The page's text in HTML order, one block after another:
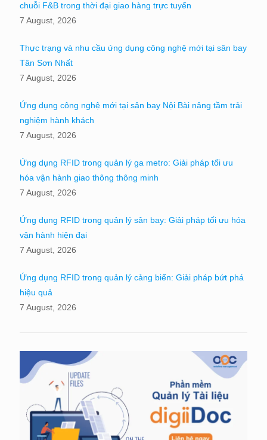
chuỗi F&B trong thời đại giao hàng trực tuyến
7 August, 2026
Thực trạng và nhu cầu ứng dụng công nghệ mới tại sân bay
Tân Sơn Nhất
7 August, 2026
Ứng dụng công nghệ mới tại sân bay Nội Bài nâng tầm trải
nghiệm hành khách
7 August, 2026
Ứng dụng RFID trong quản lý ga metro: Giải pháp tối ưu
hóa vận hành giao thông thông minh
7 August, 2026
Ứng dụng RFID trong quản lý sân bay: Giải pháp tối ưu hóa
vận hành hiện đại
7 August, 2026
Ứng dụng RFID trong quản lý cảng biển: Giải pháp bứt phá
hiệu quả
7 August, 2026